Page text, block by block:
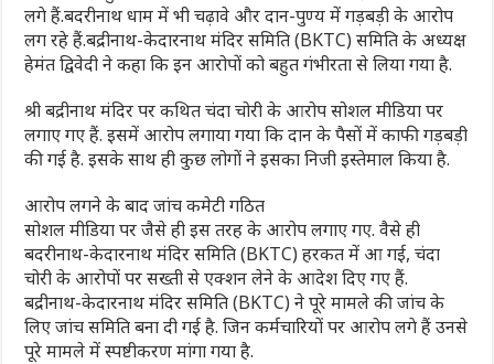
लगे हैं.बदरीनाथ धाम में भी चढ़ावे और दान-पुण्य में गड़बड़ी के आरोप
लग रहे हैं.बद्रीनाथ-केदारनाथ मंदिर समिति (BKTC) समिति के अध्यक्ष
हेमंत द्विवेदी ने कहा कि इन आरोपों को बहुत गंभीरता से लिया गया है.
श्री बद्रीनाथ मंदिर पर कथित चंदा चोरी के आरोप सोशल मीडिया पर
लगाए गए हैं. इसमें आरोप लगाया गया कि दान के पैसों में काफी गड़बड़ी
की गई है. इसके साथ ही कुछ लोगों ने इसका निजी इस्तेमाल किया है.
आरोप लगने के बाद जांच कमेटी गठित
सोशल मीडिया पर जैसे ही इस तरह के आरोप लगाए गए. वैसे ही
बदरीनाथ-केदारनाथ मंदिर समिति (BKTC) हरकत में आ गई, चंदा
चोरी के आरोपों पर सख्ती से एक्‍शन लेने के आदेश द‍िए गए हैं.
बद्रीनाथ-केदारनाथ मंदिर समिति (BKTC) ने पूरे मामले की जांच के
लिए जांच समिति बना दी गई है. जिन कर्मचारियों पर आरोप लगे हैं उनसे
पूरे मामले में स्पष्टीकरण मांगा गया है.